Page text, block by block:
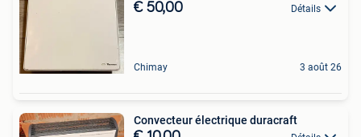
€ 50,00 Détails
Chimay 3 août 26
Convecteur électrique duracraft